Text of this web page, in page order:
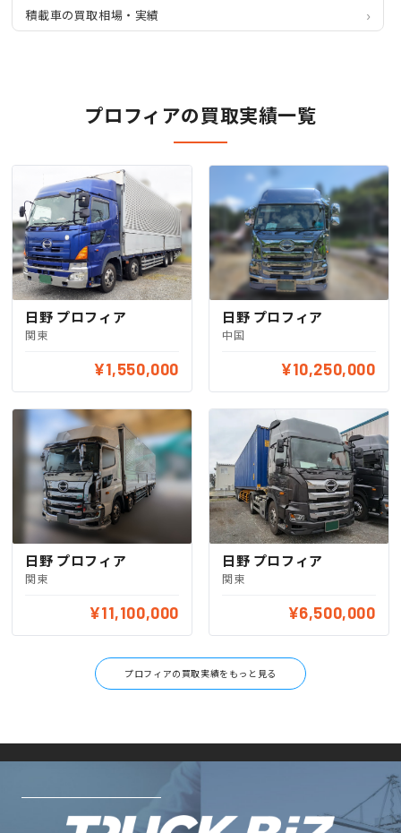
積載車の買取相場・実績
プロフィアの買取実績一覧
日野 プロフィア
関東
¥1,550,000
日野 プロフィア
中国
¥10,250,000
日野 プロフィア
関東
¥11,100,000
日野 プロフィア
関東
¥6,500,000
プロフィアの買取実績をもっと見る